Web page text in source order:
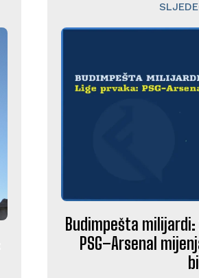
Budimpešta
PSG–Arsenal